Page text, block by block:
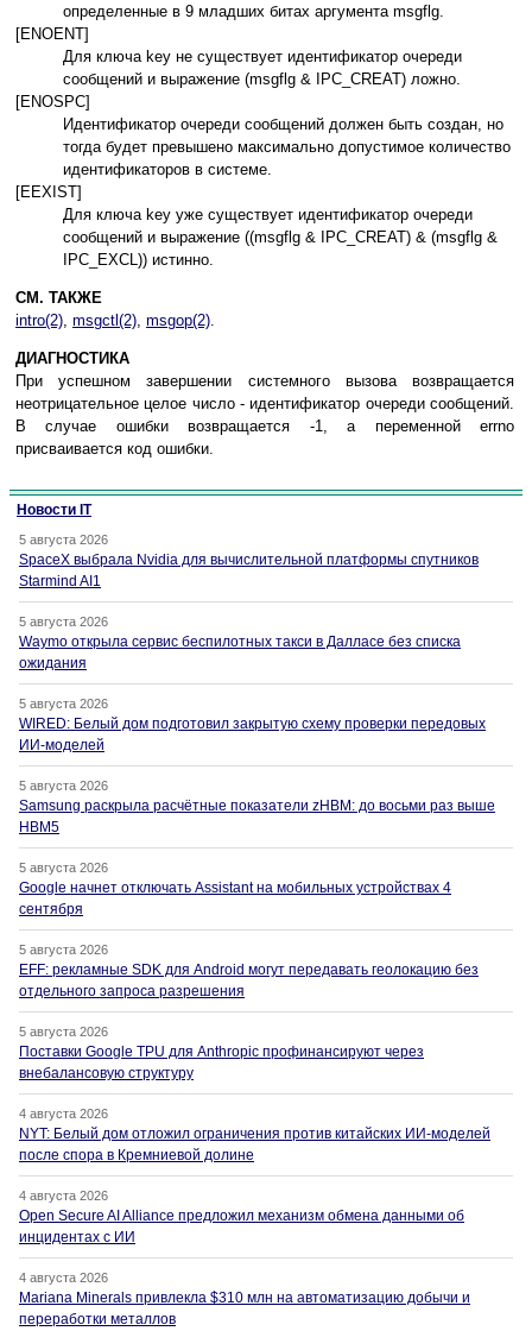
определенные в 9 младших битах аргумента msgflg.
[ENOENT]
Для ключа key не существует идентификатор очереди
сообщений и выражение (msgflg & IPC_CREAT) ложно.
[ENOSPC]
Идентификатор очереди сообщений должен быть создан, но
тогда будет превышено максимально допустимое количество
идентификаторов в системе.
[EEXIST]
Для ключа key уже существует идентификатор очереди
сообщений и выражение ((msgflg & IPC_CREAT) & (msgflg &
IPC_EXCL)) истинно.
СМ. ТАКЖЕ
intro(2), msgctl(2), msgop(2).
ДИАГНОСТИКА
При успешном завершении системного вызова возвращается
неотрицательное целое число - идентификатор очереди сообщений.
В случае ошибки возвращается -1, а переменной errno
присваивается код ошибки.
Новости IT
5 августа 2026
SpaceX выбрала Nvidia для вычислительной платформы спутников
Starmind AI1
5 августа 2026
Waymo открыла сервис беспилотных такси в Далласе без списка
ожидания
5 августа 2026
WIRED: Белый дом подготовил закрытую схему проверки передовых
ИИ-моделей
5 августа 2026
Samsung раскрыла расчётные показатели zHBM: до восьми раз выше
HBM5
5 августа 2026
Google начнет отключать Assistant на мобильных устройствах 4
сентября
5 августа 2026
EFF: рекламные SDK для Android могут передавать геолокацию без
отдельного запроса разрешения
5 августа 2026
Поставки Google TPU для Anthropic профинансируют через
внебалансовую структуру
4 августа 2026
NYT: Белый дом отложил ограничения против китайских ИИ-моделей
после спора в Кремниевой долине
4 августа 2026
Open Secure AI Alliance предложил механизм обмена данными об
инцидентах с ИИ
4 августа 2026
Mariana Minerals привлекла $310 млн на автоматизацию добычи и
переработки металлов